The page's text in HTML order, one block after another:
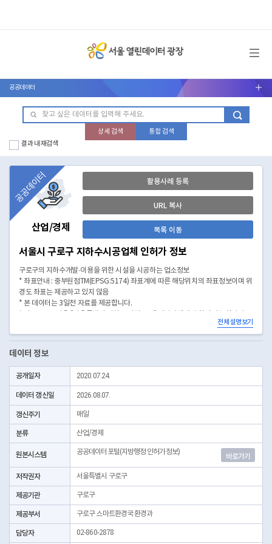
메뉴 열기
공공데이터 서브메뉴 열기
상세 검색
통합 검색
결과 내 재검색
산업/경제
공공데이터 활용사례 등록
URL 복사
목록 이동
서울시 구로구 지하수시공업체 인허가 정보
구로구의 지하수개발·이용을 위한 시설을 시공하는 업소정보
* 좌표안내 : 중부원점TM(EPSG:5174) 좌표계에 따른 해당위치의 좌표정보이며 위
경도 좌표는 제공하고 있지 않음
* 본 데이터는 3일전 자료를 제공합니다.
(https://data.seoul.go.kr/dataList/OA-22872/S/1/datasetView.do)전체 설명보기
데이터 정보
공개일자 2020.07.24.
데이터 갱신일 2026.08.07.
갱신주기 매일
분류 산업/경제
원본시스템 공공데이터포털(지방행정 인허가정보)
바로가기
저작권자 서울특별시 구로구
제공기관 구로구
제공부서 구로구 스마트환경국 환경과
담당자 02-860-2878